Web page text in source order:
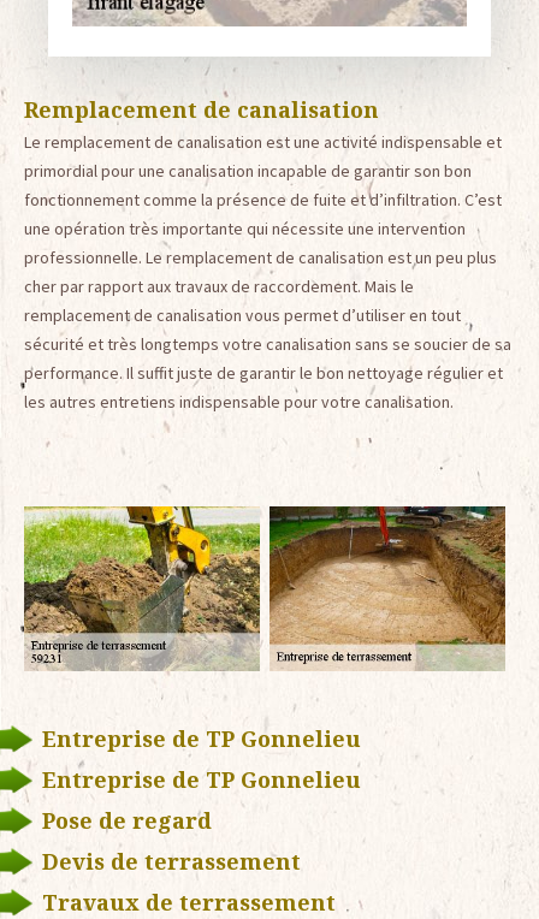
Remplacement de canalisation
Le remplacement de canalisation est une activité indispensable et
primordial pour une canalisation incapable de garantir son bon
fonctionnement comme la présence de fuite et d’infiltration. C’est
une opération très importante qui nécessite une intervention
professionnelle. Le remplacement de canalisation est un peu plus
cher par rapport aux travaux de raccordement. Mais le
remplacement de canalisation vous permet d’utiliser en tout
sécurité et très longtemps votre canalisation sans se soucier de sa
performance. Il suffit juste de garantir le bon nettoyage régulier et
les autres entretiens indispensable pour votre canalisation.
Entreprise de TP Gonnelieu
Entreprise de TP Gonnelieu
Pose de regard
Devis de terrassement
Travaux de terrassement